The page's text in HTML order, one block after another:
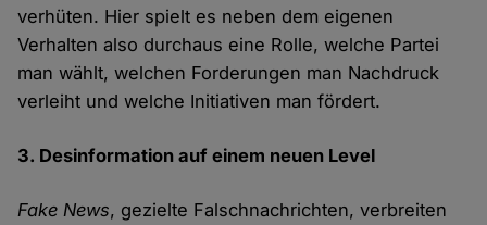
verhüten. Hier spielt es neben dem eigenen
Verhalten also durchaus eine Rolle, welche Partei
man wählt, welchen Forderungen man Nachdruck
verleiht und welche Initiativen man fördert.
3. Desinformation auf einem neuen Level
Fake News, gezielte Falschnachrichten, verbreiten